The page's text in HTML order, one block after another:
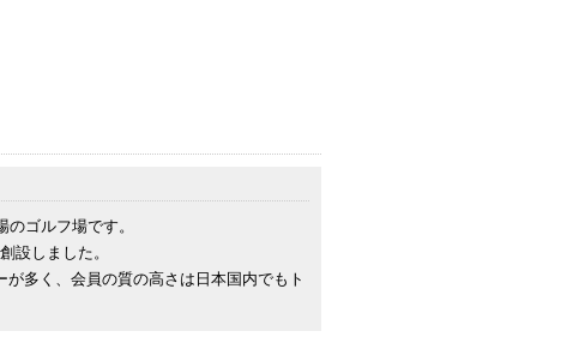
ゴルフ場です。
設しました。
多く、会員の質の高さは日本国内でもト